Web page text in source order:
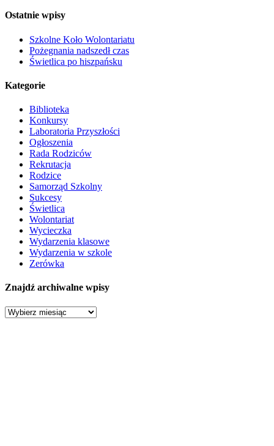
Ostatnie wpisy
Szkolne Koło Wolontariatu
Pożegnania nadszedł czas
Świetlica po hiszpańsku
Kategorie
Biblioteka
Konkursy
Laboratoria Przyszłości
Ogłoszenia
Rada Rodziców
Rekrutacja
Rodzice
Samorząd Szkolny
Sukcesy
Świetlica
Wolontariat
Wycieczka
Wydarzenia klasowe
Wydarzenia w szkole
Zerówka
Znajdź archiwalne wpisy
Znajdź